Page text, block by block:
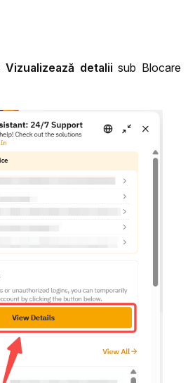
Vizualizează detalii sub Blocare